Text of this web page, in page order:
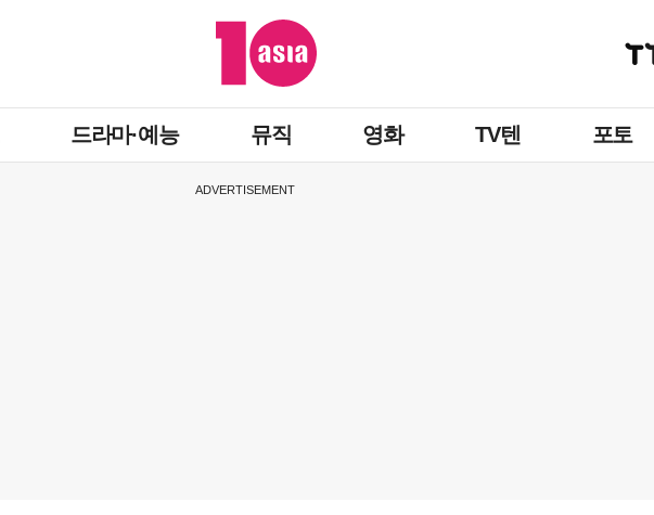
드라마·예능 뮤직 영화 TV텐 포토
ADVERTISEMENT